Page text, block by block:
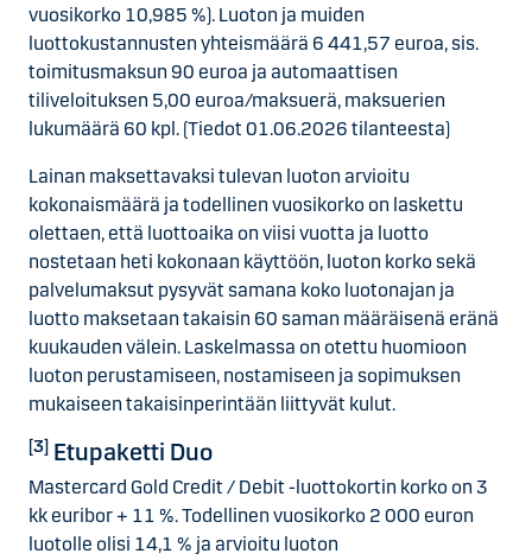
vuosikorko 10,985 %). Luoton ja muiden
luottokustannusten yhteismäärä 6 441,57 euroa, sis.
toimitusmaksun 90 euroa ja automaattisen
tiliveloituksen 5,00 euroa/maksuerä, maksuerien
lukumäärä 60 kpl. (Tiedot 01.06.2026 tilanteesta)
Lainan maksettavaksi tulevan luoton arvioitu
kokonaismäärä ja todellinen vuosikorko on laskettu
olettaen, että luottoaika on viisi vuotta ja luotto
nostetaan heti kokonaan käyttöön, luoton korko sekä
palvelumaksut pysyvät samana koko luotonajan ja
luotto maksetaan takaisin 60 saman määräisenä eränä
kuukauden välein. Laskelmassa on otettu huomioon
luoton perustamiseen, nostamiseen ja sopimuksen
mukaiseen takaisinperintään liittyvät kulut.
[3] Etupaketti Duo
Mastercard Gold Credit / Debit -luottokortin korko on 3
kk euribor + 11 %. Todellinen vuosikorko 2 000 euron
luotolle olisi 14,1 % ja arvioitu luoton